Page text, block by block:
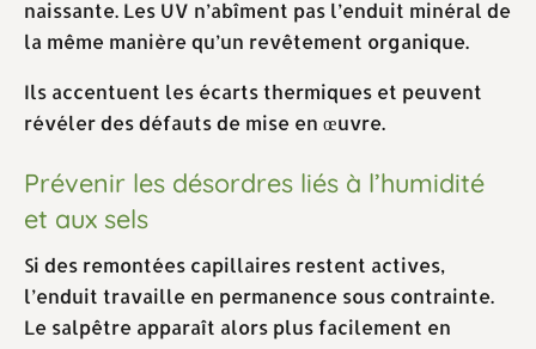
naissante. Les UV n’abîment pas l’enduit minéral de
la même manière qu’un revêtement organique.
Ils accentuent les écarts thermiques et peuvent
révéler des défauts de mise en œuvre.
Prévenir les désordres liés à l’humidité
et aux sels
Si des remontées capillaires restent actives,
l’enduit travaille en permanence sous contrainte.
Le salpêtre apparaît alors plus facilement en